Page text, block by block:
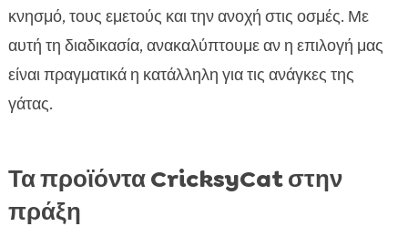
κνησμό, τους εμετούς και την ανοχή στις οσμές. Με
αυτή τη διαδικασία, ανακαλύπτουμε αν η επιλογή μας
είναι πραγματικά η κατάλληλη για τις ανάγκες της
γάτας.
Τα προϊόντα CricksyCat στην
πράξη